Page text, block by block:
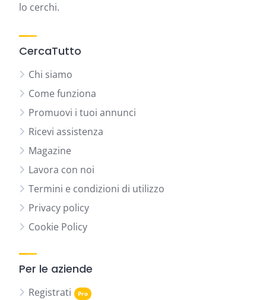
lo cerchi.
CercaTutto
Chi siamo
Come funziona
Promuovi i tuoi annunci
Ricevi assistenza
Magazine
Lavora con noi
Termini e condizioni di utilizzo
Privacy policy
Cookie Policy
Per le aziende
Registrati